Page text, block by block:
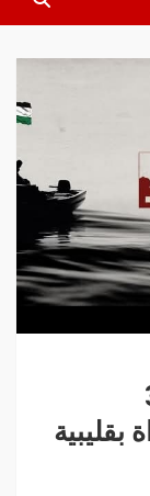
38
بقليبية